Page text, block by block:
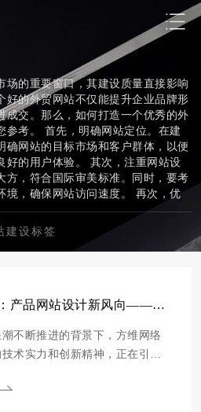
场的重要窗口，其建设质量直接影响
好的外贸网站不仅能提升企业品牌形
成交。那么，如何打造一个优秀的外
参考。 首先，明确网站定位。在建
确网站的目标市场和客户群体，以便
好的用户体验。 其次，注重网站设
方，符合国际审美标准。同时，要考
境，确保网站访问速度。 再次，优
应围绕关键词进行，以提高搜索引擎
的原创性和实用性，满足用户需求。
秀的外贸网站应具备在线咨询、产品
护。 总之，外贸网站建设是一个系
行综合考虑。只有打造出优秀的外贸
拓国际市场，实现持续发展。
建设标签
方维网络：产品网站设计新风向——五大创新策略揭秘
不断推进的背景下，方维网络
术实力和创新精神，正在引领
验的不断追求，方维网络提出